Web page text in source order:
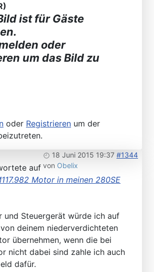
ist für Gäste
oder
um das Bild zu
oder Registrieren um der
18 Juni 2015 19:37 #1344
von Obelix
auf
Motor in meinen 280SE
und Steuergerät würde ich auf
deinem niederverdichteten
übernehmen, wenn die bei
nicht dabei sind zahle ich auch
dafür.